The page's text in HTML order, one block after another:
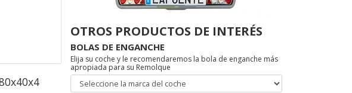
OTROS PRODUCTOS DE INTERÉS
BOLAS DE ENGANCHE
Elija su coche y le recomendaremos la bola de enganche más
apropiada para su Remolque